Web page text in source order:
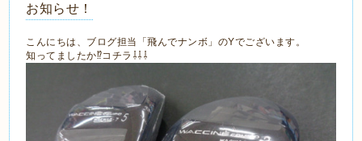
お知らせ！
こんにちは、ブログ担当「飛んでナンボ」のYでございます。
知ってましたか⁉コチラ⇩⇩⇩